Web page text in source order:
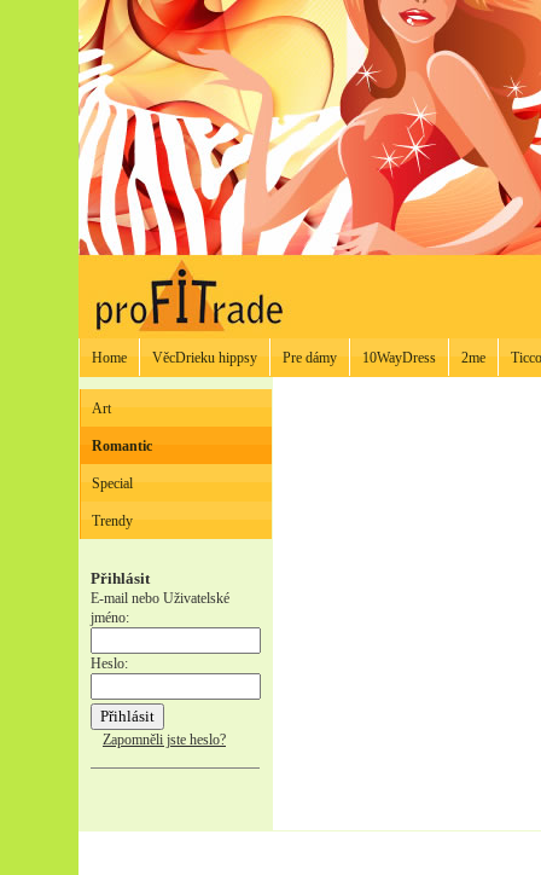
Home VěcDrieku hippsy Pre dámy 10WayDress 2me
Art
Romantic
Special
Trendy
Přihlásit
E-mail nebo Uživatelské
jméno:
Heslo:
Zapomněli jste heslo?